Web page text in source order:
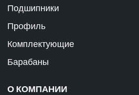
Подшипники
Профиль
Комплектующие
Барабаны
О КОМПАНИИ